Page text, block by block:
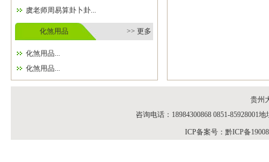
虞老师周易算卦卜卦...
化煞用品 >> 更多
化煞用品...
化煞用品...
贵州
咨询电话：18984300868 0851-85928001
ICP备案号： 黔ICP备